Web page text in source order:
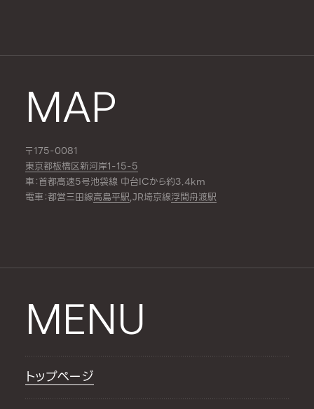
MAP
〒175-0081
東京都板橋区新河岸1-15-5
車：首都高速5号池袋線 中台ICから約3.4km
電車：都営三田線高島平駅,JR埼京線浮間舟渡駅
MENU
トップページ